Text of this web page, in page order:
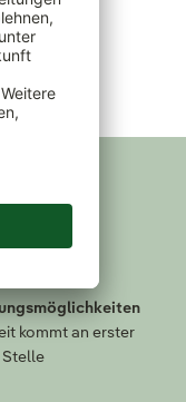
kommt an erster
Stelle